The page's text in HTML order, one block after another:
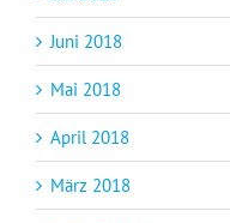
Juni 2018
Mai 2018
April 2018
März 2018